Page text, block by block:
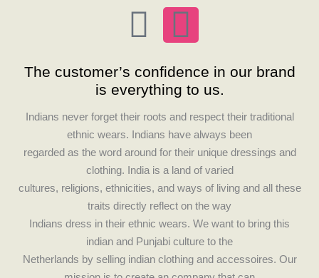
F
a
c
e
b
o
o
I
n
s
t
a
g
r
The customer’s confidence in our brand
is everything to us.
Indians never forget their roots and respect their traditional
ethnic wears. Indians have always been
regarded as the word around for their unique dressings and
clothing. India is a land of varied
cultures, religions, ethnicities, and ways of living and all these
traits directly reflect on the way
Indians dress in their ethnic wears. We want to bring this
indian and Punjabi culture to the
Netherlands by selling indian clothing and accessoires. Our